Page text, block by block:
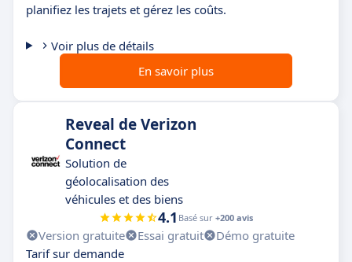
planifiez les trajets et gérez les coûts.
Voir plus de détails
En savoir plus
Reveal de Verizon
Connect
Solution de
géolocalisation des
véhicules et des biens
4.1 Basé sur +200 avis
Version gratuite Essai gratuit
Démo gratuite
Tarif sur demande